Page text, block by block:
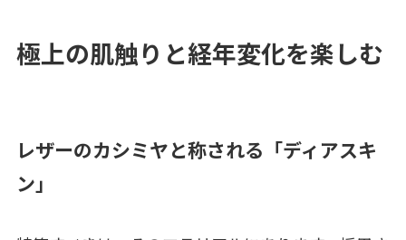
極上の肌触りと経年変化を楽しむ
レザーのカシミヤと称される「ディアスキ
ン」